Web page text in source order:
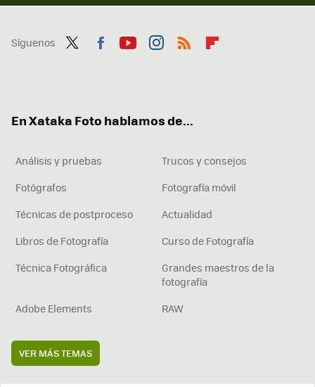
Síguenos
En Xataka Foto hablamos de...
Análisis y pruebas
Trucos y consejos
Fotógrafos
Fotografía móvil
Técnicas de postproceso
Actualidad
Libros de Fotografía
Curso de Fotografía
Técnica Fotográfica
Grandes maestros de la
fotografía
Adobe Elements
RAW
VER MÁS TEMAS